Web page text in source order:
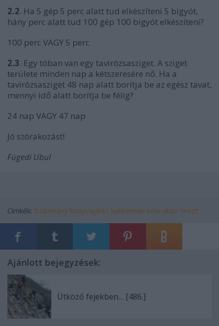
2.2. Ha 5 gép 5 perc alatt tud elkészíteni 5 bigyót,
hány perc alatt tud 100 gép 100 bigyót elkészíteni?
100 perc VAGY 5 perc
2.3. Egy tóban van egy tavirózsasziget. A sziget
területe minden nap a kétszeresére nő. Ha a
tavirózsasziget 48 nap alatt borítja be az egész tavat,
mennyi idő alatt borítja be félig?
24 nap VAGY 47 nap
Jó szórakozást!
Fügedi Ubul
Címkék: tudomány könyvajánló kahneman interaktív teszt
Ajánlott bejegyzések:
Ütköző fejekben… [486.]